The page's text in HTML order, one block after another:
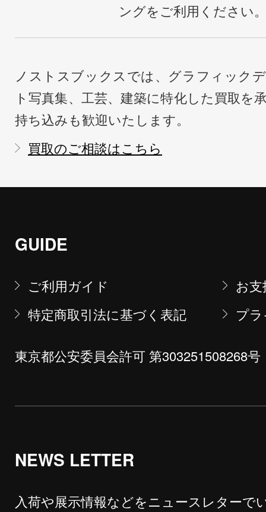
ングをご利用ください
ノストスブックスでは、グラフィック
ト写真集、工芸、建築に特化した買取を
持ち込みも歓迎いたします。
買取のご相談はこちら
GUIDE
ご利用ガイド
お
特定商取引法に基づく表記
プ
東京都公安委員会許可 第303251508268号
NEWS LETTER
入荷や展示情報などをニュースレターで